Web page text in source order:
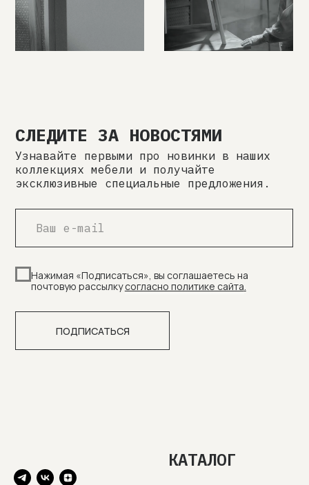
КАТАЛОГ